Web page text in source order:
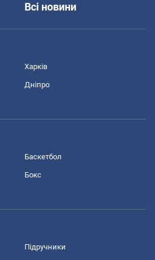
Всі новини
Харків
Дніпро
Баскетбол
Бокс
Підручники